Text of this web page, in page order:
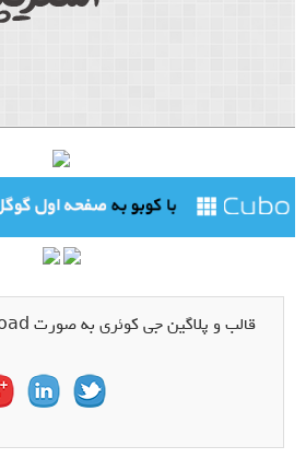
قالب و پلاگین جی کوئری به صورت LazyLoad با 3 Effect